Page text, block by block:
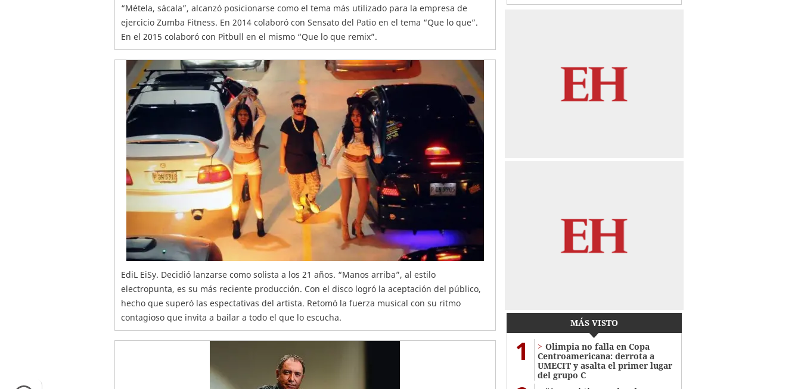
“Métela, sácala”, alcanzó posicionarse como el tema más utilizado para la empresa de
ejercicio Zumba Fitness. En 2014 colaboró con Sensato del Patio en el tema “Que lo que”.
En el 2015 colaboró con Pitbull en el mismo “Que lo que remix”.
EdiL EiSy. Decidió lanzarse como solista a los 21 años. “Manos arriba”, al estilo
electropunta, es su más reciente producción. Con el disco logró la aceptación del público,
hecho que superó las espectativas del artista. Retomó la fuerza musical con su ritmo
contagioso que invita a bailar a todo el que lo escucha.
MÁS VISTO
1
Olimpia no falla en Copa
Centroamericana: derrota a
UMECIT y asalta el primer lugar
del grupo C